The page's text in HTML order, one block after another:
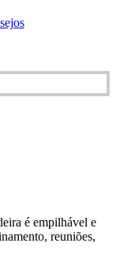
é empilhável e
reuniões,